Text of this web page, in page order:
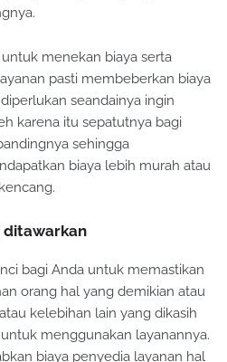
menekan biaya serta
pasti membeberkan biaya
seandainya ingin
karena itu sepatutnya bagi
sehingga
biaya lebih murah atau
ditawarkan
bagi Anda untuk memastikan
orang hal yang demikian atau
kelebihan lain yang dikasih
menggunakan layanannya.
biaya penyedia layanan hal